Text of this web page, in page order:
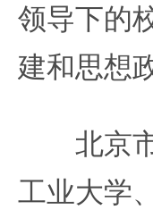
领导下的
建和思想
北京市
工业大学